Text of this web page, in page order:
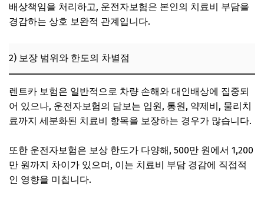
배상책임을 처리하고, 운전자보험은 본인의 치료비 부담을
경감하는 상호 보완적 관계입니다.
2) 보장 범위와 한도의 차별점
렌트카 보험은 일반적으로 차량 손해와 대인배상에 집중되
어 있으나, 운전자보험의 담보는 입원, 통원, 약제비, 물리치
료까지 세분화된 치료비 항목을 보장하는 경우가 많습니다.
또한 운전자보험은 보상 한도가 다양해, 500만 원에서 1,200
만 원까지 차이가 있으며, 이는 치료비 부담 경감에 직접적
인 영향을 미칩니다.